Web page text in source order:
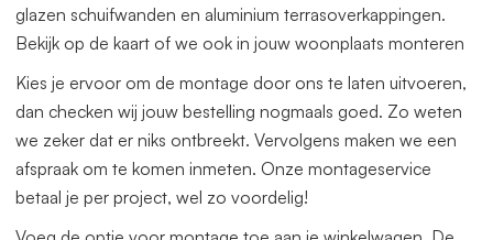
glazen schuifwanden en aluminium terrasoverkappingen.
Bekijk op de kaart of we ook in jouw woonplaats monteren
Kies je ervoor om de montage door ons te laten uitvoeren,
dan checken wij jouw bestelling nogmaals goed. Zo weten
we zeker dat er niks ontbreekt. Vervolgens maken we een
afspraak om te komen inmeten. Onze montageservice
betaal je per project, wel zo voordelig!